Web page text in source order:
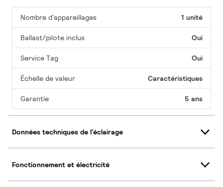
Nombre d'appareillages 1 unité
Ballast/pilote inclus Oui
Service Tag Oui
Échelle de valeur Caractéristiques
Garantie 5 ans
Données techniques de l'éclairage
Fonctionnement et électricité